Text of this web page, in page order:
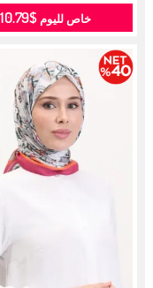
خاص لليوم$10.79